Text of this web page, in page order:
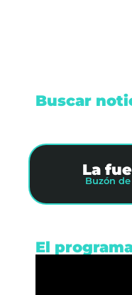
Buscar
La
Buzón
El